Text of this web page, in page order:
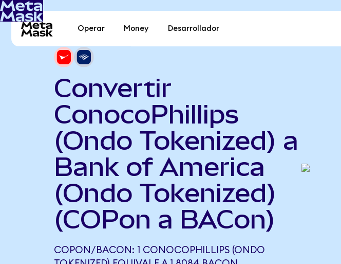
Operar Money Desarrollador
Convertir
ConocoPhillips
(Ondo Tokenized) a
Bank of America
(Ondo Tokenized)
(COPon a BACon)
COPON/BACON: 1 CONOCOPHILLIPS (ONDO